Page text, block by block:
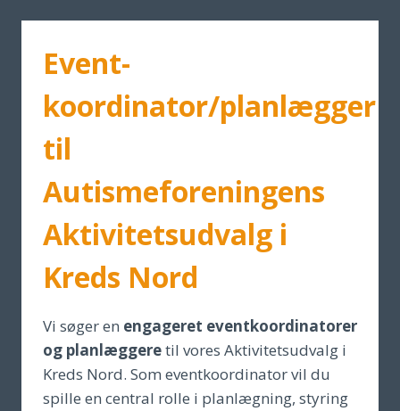
Event-
koordinator/planlægger
til
Autismeforeningens
Aktivitetsudvalg i
Kreds Nord
Vi søger en engageret eventkoordinatorer
og planlæggeretil vores Aktivitetsudvalg i
Kreds Nord. Som eventkoordinator vil du
spille en central rolle i planlægning, styring